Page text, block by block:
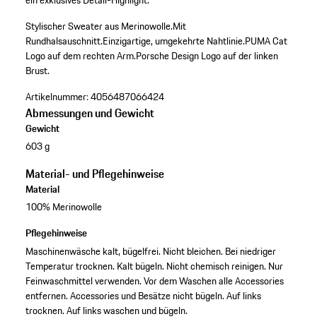
Stylischer Sweater aus Merinowolle.Mit
Rundhalsauschnitt.Einzigartige, umgekehrte Nahtlinie.PUMA Cat
Logo auf dem rechten Arm.Porsche Design Logo auf der linken
Brust.
Artikelnummer:4056487066424
Abmessungen und Gewicht
Gewicht
603 g
Material- und Pflegehinweise
Material
100% Merinowolle
Pflegehinweise
Maschinenwäsche kalt, bügelfrei. Nicht bleichen. Bei niedriger
Temperatur trocknen. Kalt bügeln. Nicht chemisch reinigen. Nur
Feinwaschmittel verwenden. Vor dem Waschen alle Accessories
entfernen. Accessories und Besätze nicht bügeln. Auf links
trocknen. Auf links waschen und bügeln.